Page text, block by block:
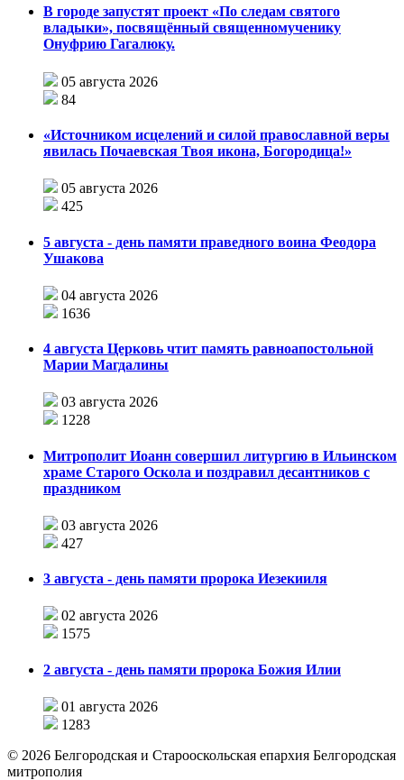
В городе запустят проект «По следам святого
владыки», посвящённый священномученику
Онуфрию Гагалюку.
05 августа 2026
84
«Источником исцелений и силой православной веры
явилась Почаевская Твоя икона, Богородица!»
05 августа 2026
425
5 августа - день памяти праведного воина Феодора
Ушакова
04 августа 2026
1636
4 августа Церковь чтит память равноапостольной
Марии Магдалины
03 августа 2026
1228
Митрополит Иоанн совершил литургию в Ильинском
храме Старого Оскола и поздравил десантников с
праздником
03 августа 2026
427
3 августа - день памяти пророка Иезекииля
02 августа 2026
1575
2 августа - день памяти пророка Божия Илии
01 августа 2026
1283
© 2026 Белгородская и Старооскольская епархия Белгородская
митрополия